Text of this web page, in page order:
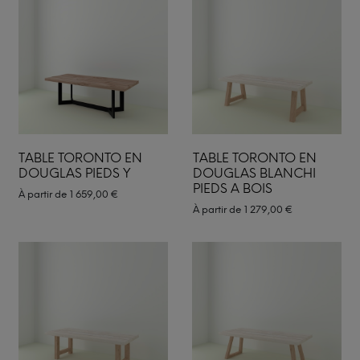
TABLE TORONTO EN
DOUGLAS PIEDS Y
À partir de 1 659,00 €
TABLE TORONTO EN
DOUGLAS BLANCHI
PIEDS A BOIS
À partir de 1 279,00 €